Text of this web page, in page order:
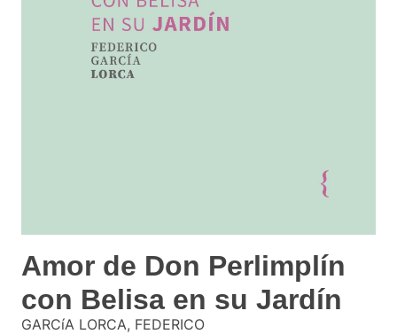
Amor de Don Perlimplín
con Belisa en su Jardín
GARCíA LORCA, FEDERICO